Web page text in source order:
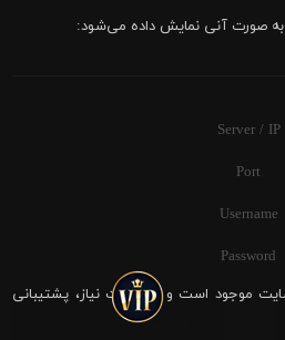
صورت آنی نمایش داده می‌شود:
Server / IP
Port
Username
Password
موجود است و در صورت نیاز، پشتیبانی